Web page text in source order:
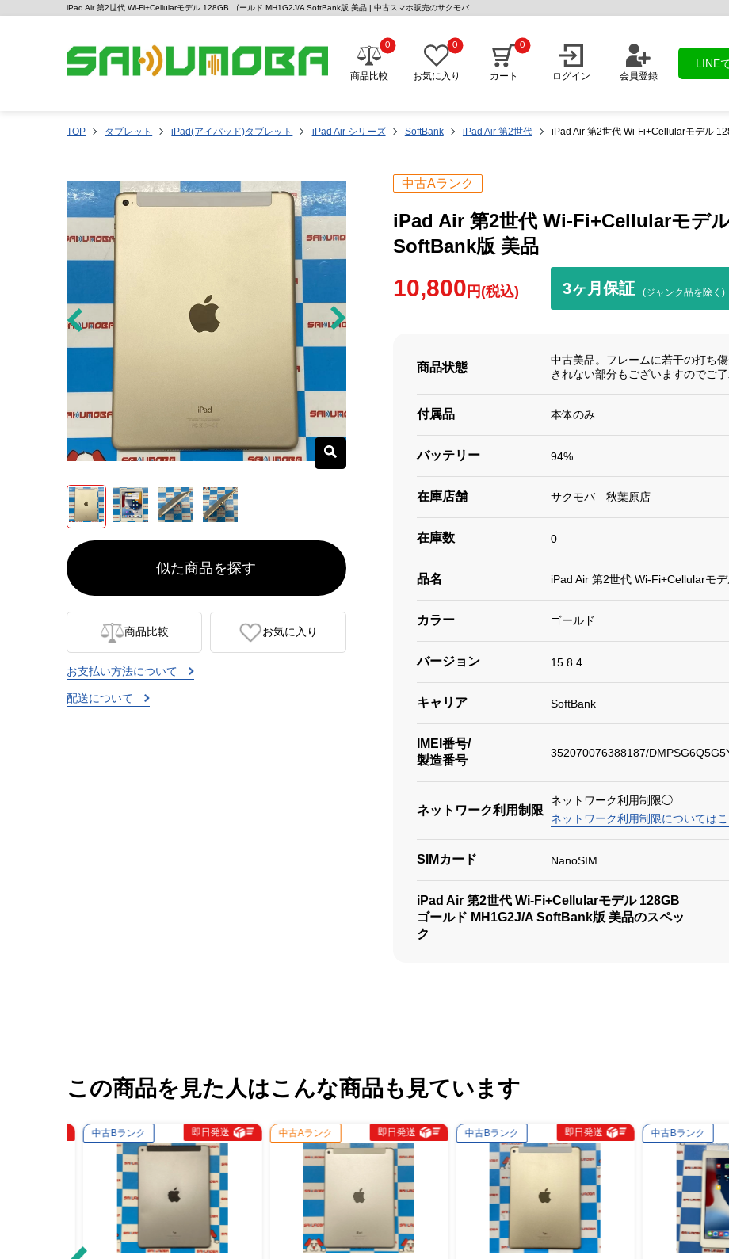
iPad Air 第2世代 Wi-Fi+Cellularモデル 128GB ゴールド MH1G2J/A SoftBank版 美品 | 中古スマホ販売のサクモバ
商品比較
0
お気に入り
0
カート
0
ログイン 会員登録
LINE
TOP タブレット iPad(アイパッド)タブレット iPad Air シリーズ SoftBank iPad Air 第2世代 iPad Air 第2世代 Wi-Fi+Cellularモデル
似た商品を探す
商品比較 お気に入り
お支払い方法について
配送について
中古Aランク
iPad Air 第2世代 Wi-Fi+Cellularモデ
SoftBank版 美品
10,800 円(税込) 3ヶ月保証 (ジャンク品を除く)
商品状態
中古美品。フレームに若干の打ち
きれない部分もございますのでご了
付属品 本体のみ
バッテリー 94%
在庫店舗 サクモバ 秋葉原店
在庫数 0
品名 iPad Air 第2世代 Wi-Fi+Cellularモ
カラー ゴールド
バージョン 15.8.4
キャリア SoftBank
IMEI番号/
製造番号
352070076388187/
ネットワーク利用制限
ネットワーク利用制限◯
ネットワーク利用制限については
SIMカード NanoSIM
iPad Air 第2世代 Wi-Fi+Cellularモデル 128GB
ゴールド MH1G2J/A SoftBank版 美品のスペッ
ク
この商品を見た人はこんな商品も見ています
中古Bランク 即日発送 中古Aランク 即日発送 中古Bランク 即日発送 中古Bランク